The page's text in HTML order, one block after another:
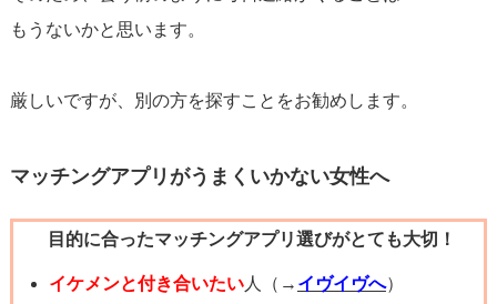
もうないかと思います。
厳しいですが、別の方を探すことをお勧めします。
マッチングアプリがうまくいかない女性へ
目的に合ったマッチングアプリ選びがとても大切！
イケメンと付き合いたい人（→ イヴイヴへ）